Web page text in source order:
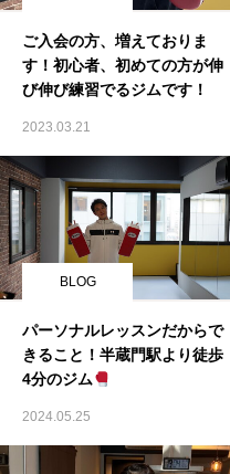
ご入会の方、増えておりま
す！初心者、初めての方が伸
び伸び練習でるジムです！
2023.03.21
BLOG
パーソナルレッスンだからで
きること！半蔵門駅より徒歩
4分のジム
2024.05.25